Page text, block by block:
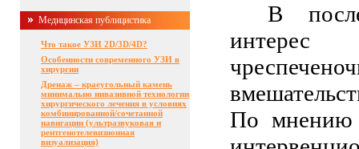
В
интерес
По мнению
Медицинская публицистика
Что такое УЗИ 2D/3D/4D?
Особенности современного УЗИ в
хирургии
Дренаж – краеугольный камень
минимально инвазивной технологии
хирургического лечения в условиях
комбинированной/сочетанной
навигации (ультразвуковая и
рентгенотелевизионная
визуализация)